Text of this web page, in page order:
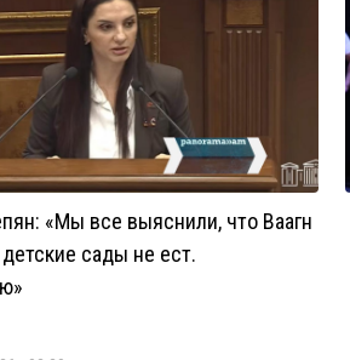
«Мы все выяснили, что Ваагн
сады не ест.